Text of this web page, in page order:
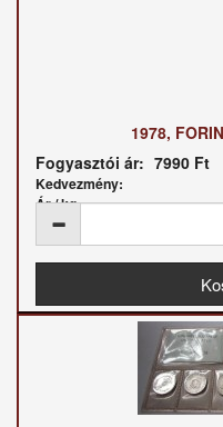
1978,
Fogyasztói ár: 7990 Ft
Kedvezmény:
Ár / kg: